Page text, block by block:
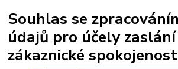
Souhlas se
údajů pro účely
zákaznické